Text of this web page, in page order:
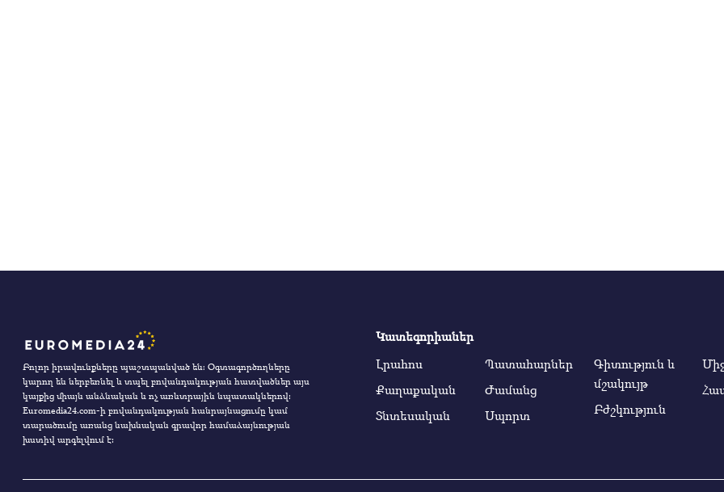
Բոլոր իրավունքները պաշտպանված են։ Օգտագործողները
կարող են ներբեռնել և տպել բովանդակության հատվածներ այս
կայքից միայն անձնական և ոչ առևտրային նպատակներով:
Euromedia24.com-ի բովանդակության հանրայնացումը կամ
տարածումը առանց նախնական գրավոր համաձայնության
խստիվ արգելվում է:
Կատեգորիաներ
Լրահոս
Քաղաքական
Տնտեսական
Պատահարներ
Ժամանց
Սպորտ
Գիտություն և
մշակույթ
Բժշկություն